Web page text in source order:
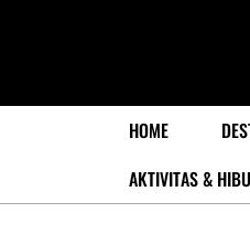
HOME
AKTIVITAS &